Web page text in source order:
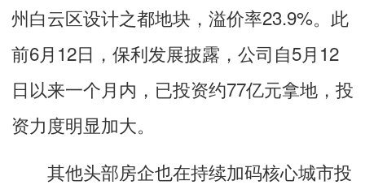
州白云区设计之都地块，溢价率23.9%。此
前6月12日，保利发展披露，公司自5月12
日以来一个月内，已投资约77亿元拿地，投
资力度明显加大。
其他头部房企也在持续加码核心城市投